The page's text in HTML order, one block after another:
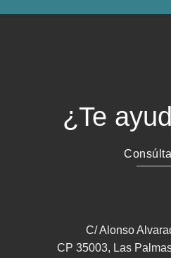
¿Te
C/ Alonso
CP 35003, Las